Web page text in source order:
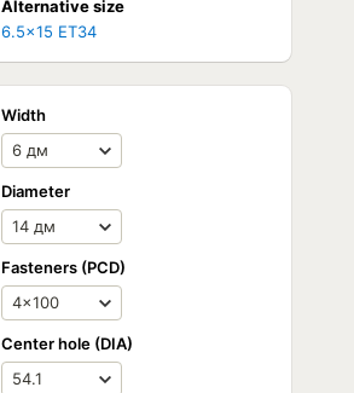
Alternative size
6.5x15 ET34
Width
Diameter
Fasteners (PCD)
Center hole (DIA)